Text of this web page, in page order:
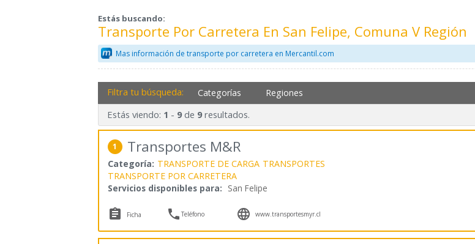
Estás buscando:
Transporte Por Carretera En San Felipe, Comuna V Región
Mas información de transporte por carretera en Mercantil.com
Filtra tu búsqueda: Categorías Regiones
Estás viendo: 1 - 9de 9resultados.
1 Transportes M&R
Categoría: TRANSPORTE DE CARGA TRANSPORTES
TRANSPORTE POR CARRETERA
Servicios disponibles para: San Felipe
 Ficha Teléfono  www.transportesmyr.cl